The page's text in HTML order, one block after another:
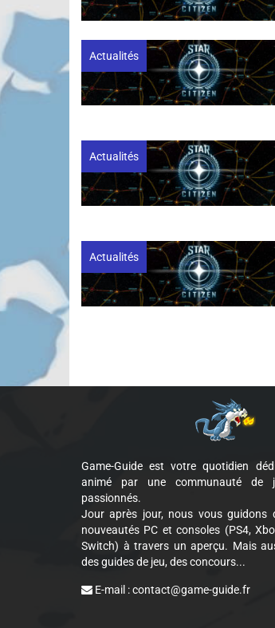
Actualités
Actualités
Actualités
Game-Guide est votre quotidien
animé par une communauté de
passionnés.
Jour après jour, nous vous guidons
nouveautés PC et consoles (PS4,
Switch) à travers un aperçu. Mais
des guides de jeu, des concours...
E-mail :contact@game-guide.fr